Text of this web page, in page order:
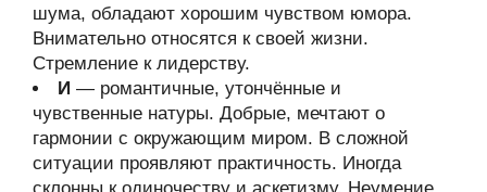
шума, обладают хорошим чувством юмора.
Внимательно относятся к своей жизни.
Стремление к лидерству.
И — романтичные, утончённые и
чувственные натуры. Добрые, мечтают о
гармонии с окружающим миром. В сложной
ситуации проявляют практичность. Иногда